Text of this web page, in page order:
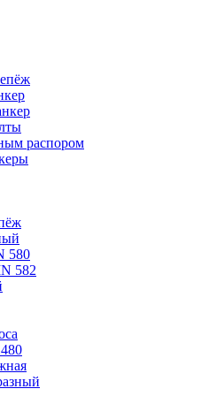
распором
580
582